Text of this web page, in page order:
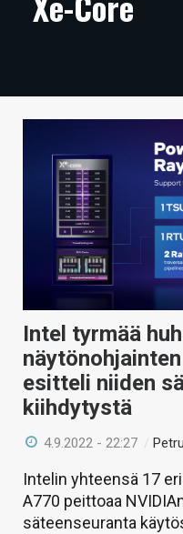
ARTIKKELIT
TECHBBS
HINTA.FI
KAUPPA
VAIHDA TEEMA
HAKU
Intel tyrmää
esitteli niiden
kiihdytystä
4.9.2022 - 22:27 /
Intelin yhteensä 17
A770 peittoaa
säteenseuranta